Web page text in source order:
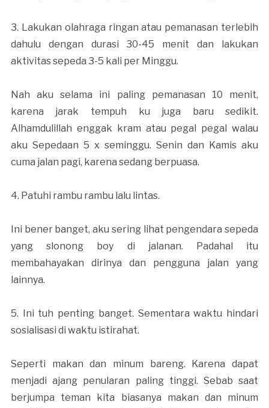
3. Lakukan olahraga ringan atau pemanasan terlebih
dahulu dengan durasi 30-45 menit dan lakukan
aktivitas sepeda 3-5 kali per Minggu.
Nah aku selama ini paling pemanasan 10 menit,
karena jarak tempuh ku juga baru sedikit.
Alhamdulillah enggak kram atau pegal pegal walau
aku Sepedaan 5 x seminggu. Senin dan Kamis aku
cuma jalan pagi, karena sedang berpuasa.
4. Patuhi rambu rambu lalu lintas.
Ini bener banget, aku sering lihat pengendara sepeda
yang slonong boy di jalanan. Padahal itu
membahayakan dirinya dan pengguna jalan yang
lainnya.
5. Ini tuh penting banget. Sementara waktu hindari
sosialisasi di waktu istirahat.
Seperti makan dan minum bareng. Karena dapat
menjadi ajang penularan paling tinggi. Sebab saat
berjumpa teman kita biasanya makan dan minum